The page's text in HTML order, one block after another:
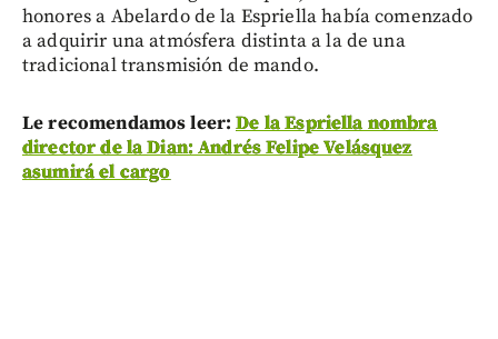
honores a Abelardo de la Espriella había comenzado
a adquirir una atmósfera distinta a la de una
tradicional transmisión de mando.
Le recomendamos leer:De la Espriella nombra
director de la Dian: Andrés Felipe Velásquez
asumirá el cargo